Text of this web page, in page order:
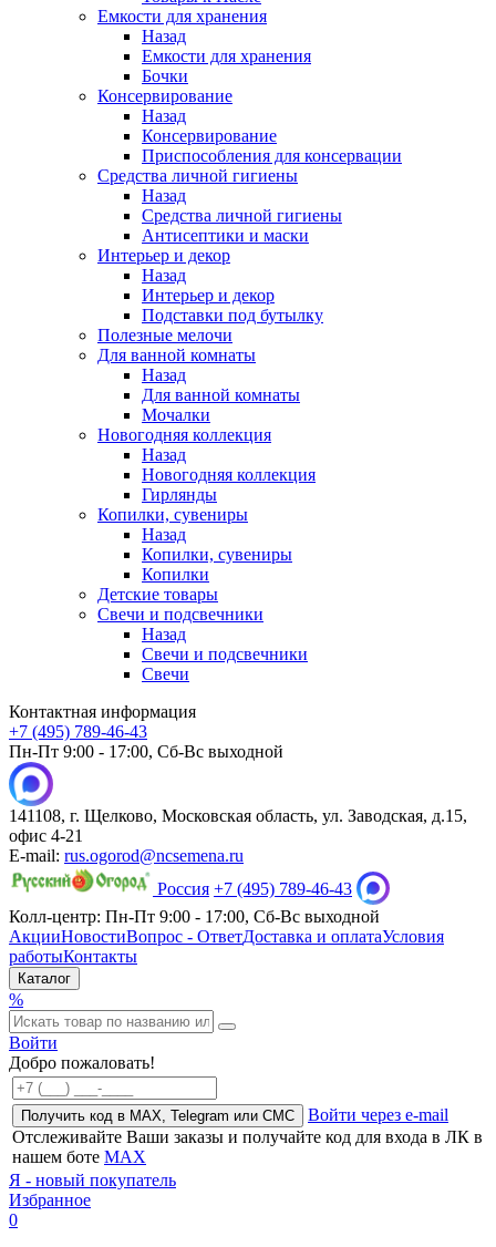
Емкости для хранения
Назад
Емкости для хранения
Бочки
Консервирование
Назад
Консервирование
Приспособления для консервации
Средства личной гигиены
Назад
Средства личной гигиены
Антисептики и маски
Интерьер и декор
Назад
Интерьер и декор
Подставки под бутылку
Полезные мелочи
Для ванной комнаты
Назад
Для ванной комнаты
Мочалки
Новогодняя коллекция
Назад
Новогодняя коллекция
Гирлянды
Копилки, сувениры
Назад
Копилки, сувениры
Копилки
Детские товары
Свечи и подсвечники
Назад
Свечи и подсвечники
Свечи
Контактная информация
+7 (495) 789-46-43
Пн-Пт 9:00 - 17:00, Сб-Вс выходной
141108, г. Щелково, Московская область, ул. Заводская, д.15,
офис 4-21
E-mail: rus.ogorod@ncsemena.ru
Россия +7 (495) 789-46-43
Колл-центр: Пн-Пт 9:00 - 17:00, Сб-Вс выходной
АкцииНовостиВопрос - ОтветДоставка и оплатаУсловия
работыКонтакты
Каталог
%
Войти
Добро пожаловать!
Получить код в MAX, Telegram или СМС
Войти через e-mail
Отслеживайте Ваши заказы и получайте код для входа в ЛК в
нашем боте MAX
Я - новый покупатель
Избранное
0